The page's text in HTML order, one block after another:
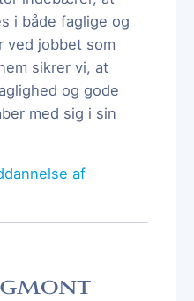
i både faglige og
ved jobbet som
sikrer vi, at
og gode
med sig i sin
af